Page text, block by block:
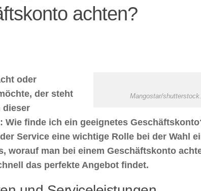
achten?
Mangostar/
oder
der steht
dieser
Wie finde ich ein geeignetes
Service eine wichtige Rolle bei der Wahl
worauf man bei einem Geschäftskonto
das perfekte Angebot findet.